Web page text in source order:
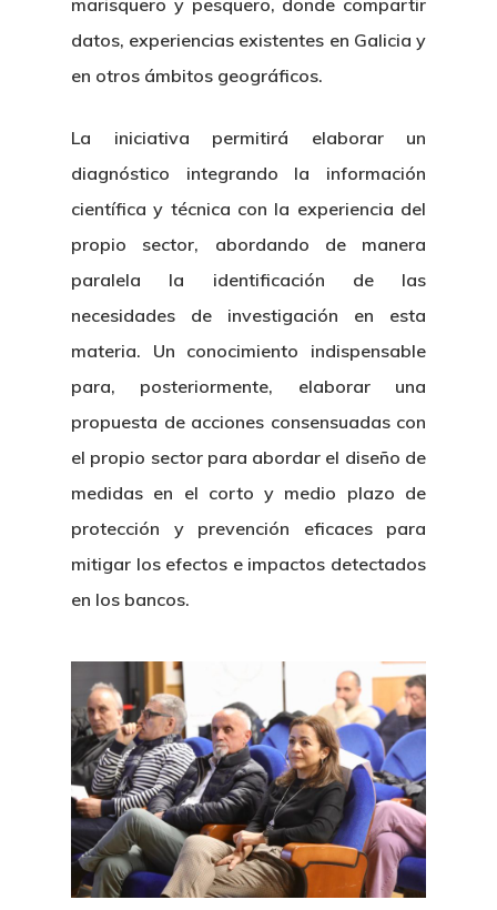
marisquero y pesquero, donde compartir
datos, experiencias existentes en Galicia y
en otros ámbitos geográficos.
La iniciativa permitirá elaborar un
diagnóstico integrando la información
científica y técnica con la experiencia del
propio sector, abordando de manera
paralela la identificación de las
necesidades de investigación en esta
materia. Un conocimiento indispensable
para, posteriormente, elaborar una
propuesta de acciones consensuadas con
el propio sector para abordar el diseño de
medidas en el corto y medio plazo de
protección y prevención eficaces para
mitigar los efectos e impactos detectados
en los bancos.
Directorio De Personal
Identidad Corporativa
Manual De Identidad
Logo CETMAR
Novedades
Actualidad
Eventos
Proyectos
Publicaciones
Centro De
Contratación
Empleo
Licitaciones
Gobierno
Plan De Igualdad